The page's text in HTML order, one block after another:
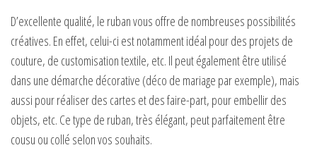
D’excellente qualité, le ruban vous offre de nombreuses possibilités
créatives. En effet, celui-ci est notamment idéal pour des projets de
couture, de customisation textile, etc. Il peut également être utilisé
dans une démarche décorative (déco de mariage par exemple), mais
aussi pour réaliser des cartes et des faire-part, pour embellir des
objets, etc. Ce type de ruban, très élégant, peut parfaitement être
cousu ou collé selon vos souhaits.